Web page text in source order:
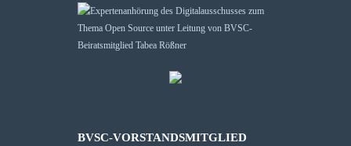
BVSC-VORSTANDSMITGLIED